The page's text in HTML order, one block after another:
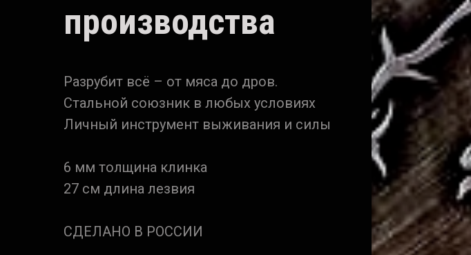
производства
Разрубит всё – от мяса до дров.
Стальной союзник в любых условиях
Личный инструмент выживания и силы
6 мм толщина клинка
27 см длина лезвия
СДЕЛАНО В РОССИИ